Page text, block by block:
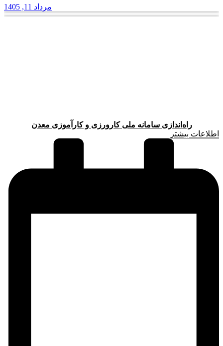
مرداد 11, 1405
راه‌اندازی سامانه ملی کارورزی و کارآموزی معدن
اطلاعات بیشتر